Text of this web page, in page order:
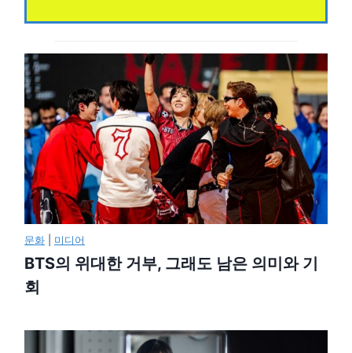
문화 미디어
BTS의 위대한 거부, 그래도 남은 의미와 기
회